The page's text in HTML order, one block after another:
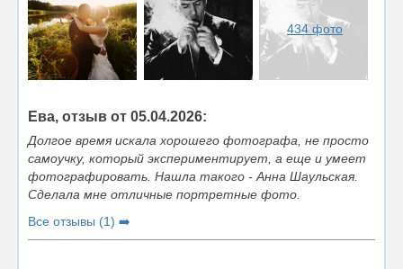
434 фото
Ева, отзыв от 05.04.2026:
Долгое время искала хорошего фотографа, не просто
самоучку, который экспериментирует, а еще и умеет
фотографировать. Нашла такого - Анна Шаульская.
Сделала мне отличные портретные фото.
Все отзывы (1) ➡️